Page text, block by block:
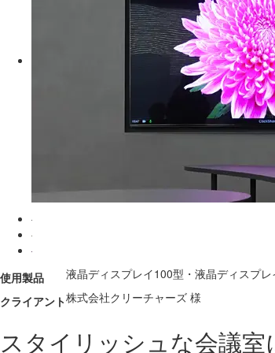
使用製品
液晶ディスプレイ100型・液晶ディスプ
クライアント株式会社クリーチャーズ 様
スタイリッシュな会議